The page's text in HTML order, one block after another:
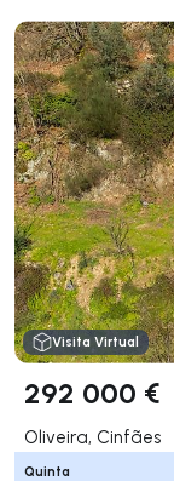
Visita Virtual
292 000 €
Oliveira, Cinfães
Quinta